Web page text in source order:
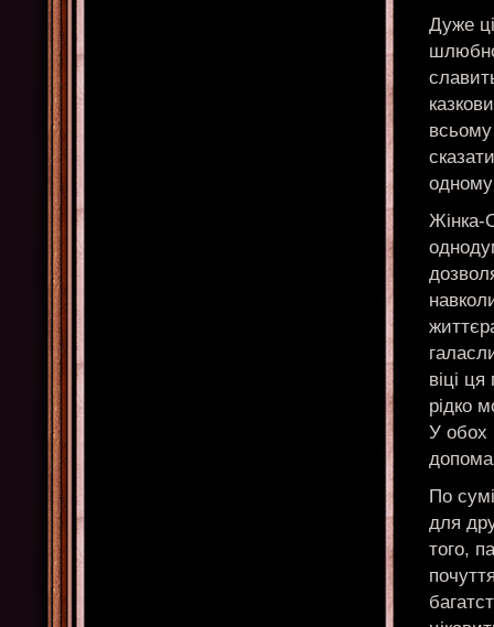
Дуже
Жінка-
віці
рідко
У обох
По
для
того,